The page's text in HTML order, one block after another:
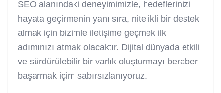
SEO alanındaki deneyimimizle, hedeflerinizi
hayata geçirmenin yanı sıra, nitelikli bir destek
almak için bizimle iletişime geçmek ilk
adımınızı atmak olacaktır. Dijital dünyada etkili
ve sürdürülebilir bir varlık oluşturmayı beraber
başarmak içim sabırsızlanıyoruz.